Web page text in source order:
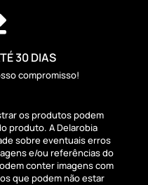
30 DIAS
compromisso!
os produtos podem
produto. A Delarobia
sobre eventuais erros
e/ou referências do
conter imagens com
que podem não estar